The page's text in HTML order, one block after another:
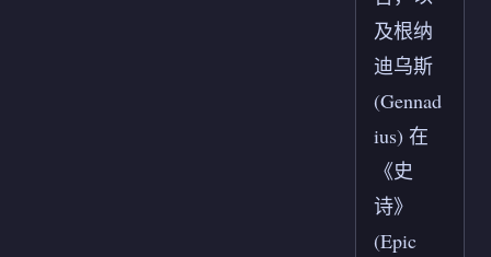
及根纳
迪乌斯
(Gennad
ius) 在
《史
诗》
(Epic